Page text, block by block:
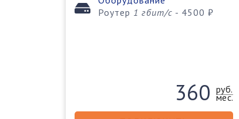
Роутер 1 гбит/c - 4500 ₽
360 руб.
мес.